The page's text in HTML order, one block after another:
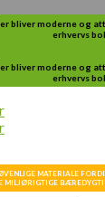
bliver moderne og
erhvervs
bliver moderne og
erhvervs
MATERIALE
MILJØRIGTIGE